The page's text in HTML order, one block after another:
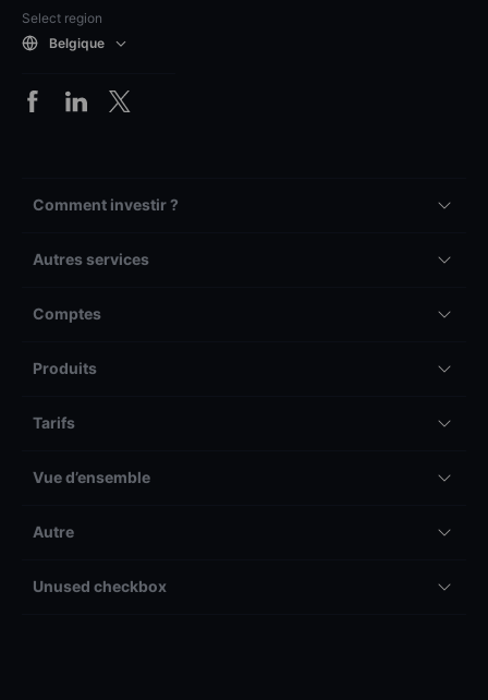
Select region
Belgique
Comment investir ?
Autres services
Comptes
Produits
Tarifs
Vue d’ensemble
Autre
Unused checkbox